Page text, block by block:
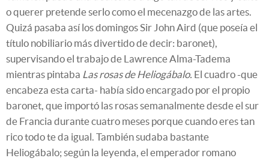
o querer pretende serlo como el mecenazgo de las artes.
Quizá pasaba así los domingos Sir John Aird (que poseía el
título nobiliario más divertido de decir: baronet),
supervisando el trabajo de Lawrence Alma-Tadema
mientras pintaba Las rosas de Heliogábalo. El cuadro -que
encabeza esta carta- había sido encargado por el propio
baronet, que importó las rosas semanalmente desde el sur
de Francia durante cuatro meses porque cuando eres tan
rico todo te da igual. También sudaba bastante
Heliogábalo; según la leyenda, el emperador romano